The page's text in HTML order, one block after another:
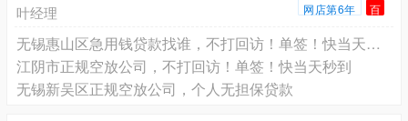
叶经理 网店第6年 百
‌无锡惠山区急用钱贷款找谁，不打回访！单签！快当天秒到
‌江阴市‌正规空放公司，不打回访！单签！快当天秒到
无锡‌新吴区正规空放公司，个人无担保贷款